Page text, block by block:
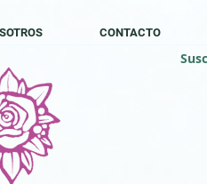
CONTACTO